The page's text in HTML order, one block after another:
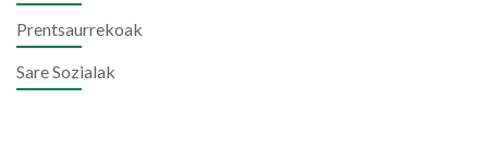
Prentsaurrekoak
Sare Sozialak